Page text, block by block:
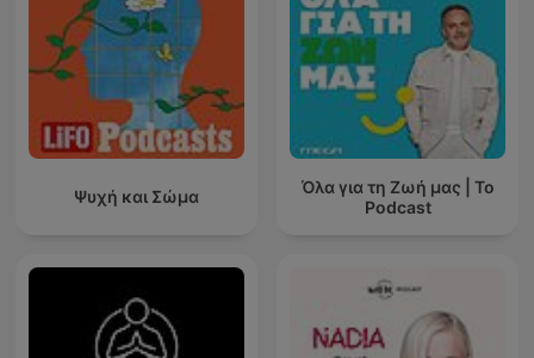
Ψυχή και Σώμα
Όλα για τη Ζωή μας | Το
Podcast